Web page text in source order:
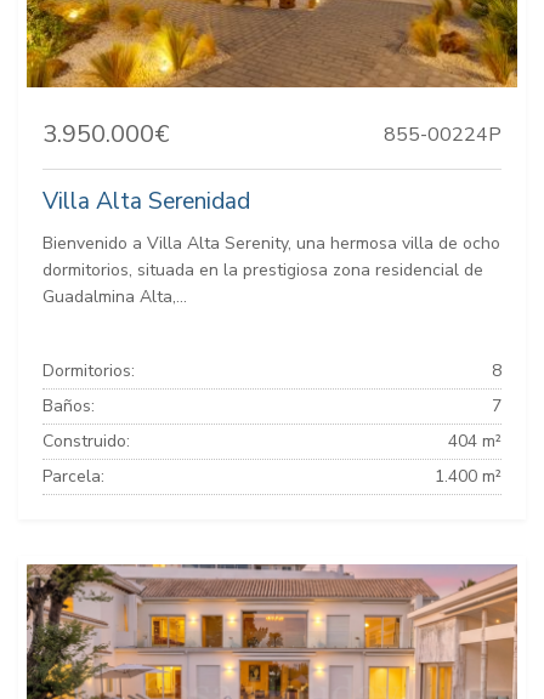
3.950.000€ 855-00224P
Villa Alta Serenidad
Bienvenido a Villa Alta Serenity, una hermosa villa de ocho
dormitorios, situada en la prestigiosa zona residencial de
Guadalmina Alta,...
Dormitorios:
8
Baños:
7
Construido:
404 m²
Parcela:
1.400 m²